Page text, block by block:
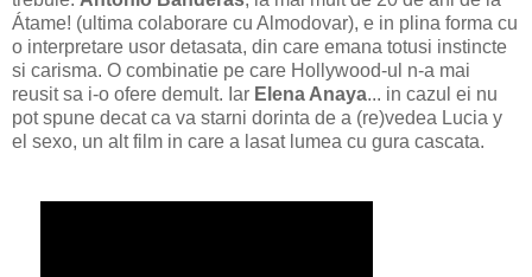
Átame! (ultima colaborare cu Almodovar), e in plina forma cu
o interpretare usor detasata, din care emana totusi instincte
si carisma. O combinatie pe care Hollywood-ul n-a mai
reusit sa i-o ofere demult. Iar Elena Anaya... in cazul ei nu
pot spune decat ca va starni dorinta de a (re)vedea Lucia y
el sexo, un alt film in care a lasat lumea cu gura cascata.